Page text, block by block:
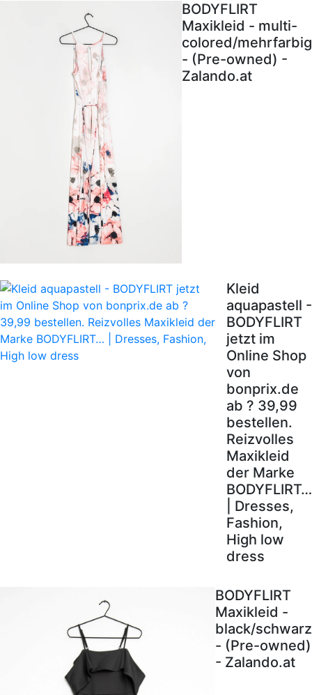
BODYFLIRT
Maxikleid - multi-
colored/mehrfarbig
- (Pre-owned) -
Zalando.at
Kleid
aquapastell -
BODYFLIRT
jetzt im
Online Shop
von
bonprix.de
ab ? 39,99
bestellen.
Reizvolles
Maxikleid
der Marke
BODYFLIRT…
| Dresses,
Fashion,
High low
dress
BODYFLIRT
Maxikleid -
black/schwarz
- (Pre-owned)
- Zalando.at